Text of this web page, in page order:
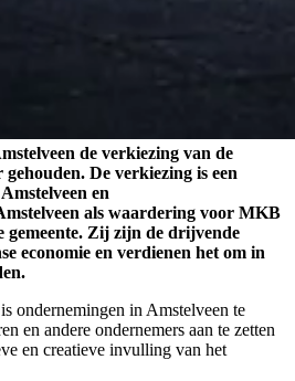
de verkiezing van de
De verkiezing is een
en
als waardering voor MKB
gemeente. Zij zijn de drijvende
economie en verdienen het om in
ondernemingen in Amstelveen te
en andere ondernemers aan te zetten
en creatieve invulling van het